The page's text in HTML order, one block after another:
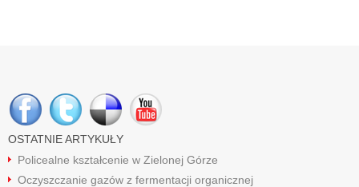
OSTATNIE ARTYKUŁY
Policealne kształcenie w Zielonej Górze
Oczyszczanie gazów z fermentacji organicznej